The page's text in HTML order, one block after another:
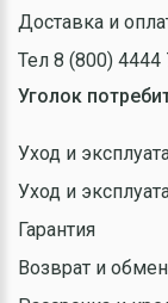
Доставка и
Тел 8 (800) 4444
Уголок
Уход и
Уход и
Гарантия
Возврат и обмен